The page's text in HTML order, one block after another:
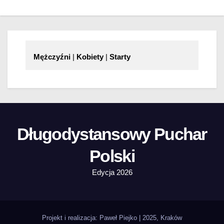
Mężczyźni | Kobiety | Starty
Długodystansowy Puchar
Polski
Edycja 2026
Projekt i realizacja: Paweł Piejko | 2025, Kraków